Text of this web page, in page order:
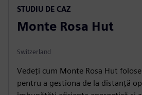
STUDIU DE CAZ
Monte Rosa Hut
Switzerland
Vedeți cum Monte Rosa Hut
pentru a gestiona de la distanță